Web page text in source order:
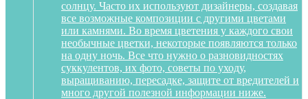
солнцу. Часто их используют дизайнеры, создавая
все возможные композиции с другими цветами
или камнями. Во время цветения у каждого свои
необычные цветки, некоторые появляются только
на одну ночь. Все что нужно о разновидностях
суккулентов, их фото, советы по уходу,
выращиванию, пересадке, защите от вредителей и
много другой полезной информации ниже.